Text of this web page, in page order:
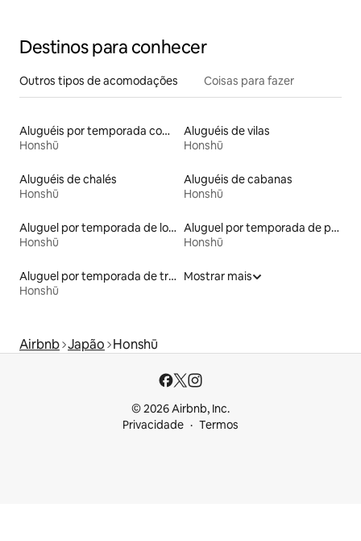
2026 | Capacidade para até 5 pessoas
Destinos para conhecer
Outros tipos de acomodações Coisas para fazer
Aluguéis por temporada com cama de altura acessível
Honshū
Aluguéis de vilas
Honshū
Aluguéis de chalés
Honshū
Aluguéis de cabanas
Honshū
Aluguel por temporada de lofts
Honshū
Aluguel por temporada de pensões coreanas
Honshū
Aluguel por temporada de trailers
Honshū
Mostrar mais
Airbnb Japão Honshū
© 2026 Airbnb, Inc.
Privacidade
Termos